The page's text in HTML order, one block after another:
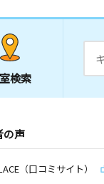
検索
の声
（口コミサイト）